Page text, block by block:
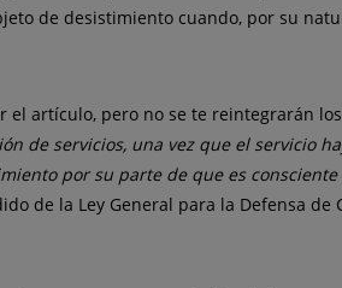
de desistimiento cuando, por su
artículo, pero no se te reintegrarán
de servicios, una vez que el servicio
por su parte de que es
de la Ley General para la Defensa